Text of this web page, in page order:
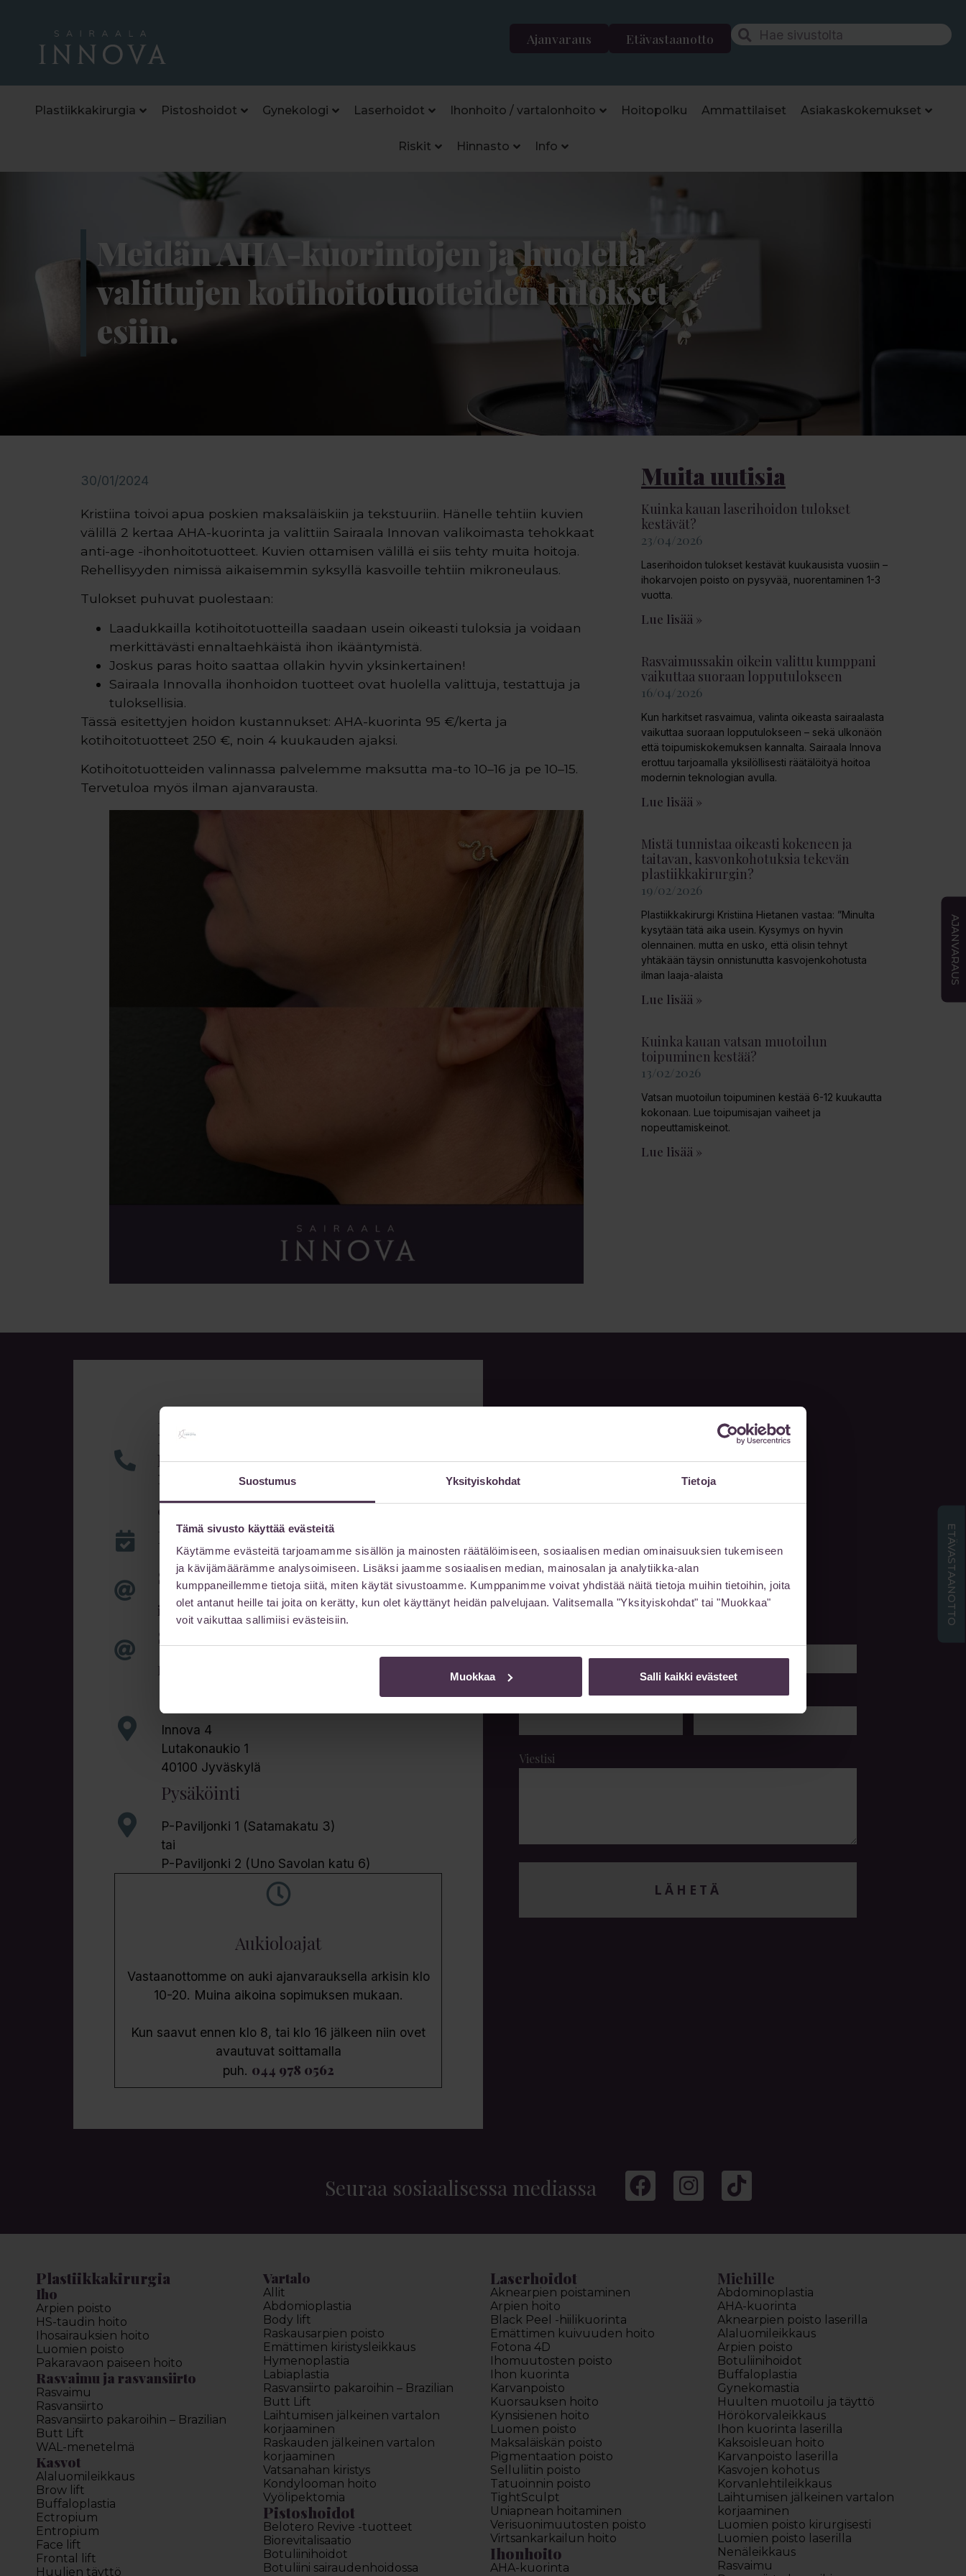
Suostumus Yksityiskohdat Tietoja
Tämä sivusto käyttää evästeitä
Käytämme evästeitä tarjoamamme sisällön ja mainosten räätälöimiseen, sosiaalisen median ominaisuuksien tukemiseen
ja kävijämäärämme analysoimiseen. Lisäksi jaamme sosiaalisen median, mainosalan ja analytiikka-alan
kumppaneillemme tietoja siitä, miten käytät sivustoamme. Kumppanimme voivat yhdistää näitä tietoja muihin tietoihin, joita
olet antanut heille tai joita on kerätty, kun olet käyttänyt heidän palvelujaan. Valitsemalla "Yksityiskohdat" tai "Muokkaa"
voit vaikuttaa sallimiisi evästeisiin.
Muokkaa Salli kaikki evästeet
Etävastaanotto
Ajanvaraus
Plastiikkakirurgia Pistoshoidot Gynekologi Laserhoidot Ihonhoito / vartalonhoito Hoitopolku Ammattilaiset Asiakaskokemukset
Riskit Hinnasto Info
Meidän AHA-kuorintojen ja huolella
valittujen kotihoitotuotteiden tulokset
esiin.
30/01/2024
Kristiina toivoi apua poskien maksaläiskiin ja tekstuuriin. Hänelle tehtiin kuvien
välillä 2 kertaa AHA-kuorinta ja valittiin Sairaala Innovan valikoimasta tehokkaat
anti-age -ihonhoitotuotteet. Kuvien ottamisen välillä ei siis tehty muita hoitoja.
Rehellisyyden nimissä aikaisemmin syksyllä kasvoille tehtiin mikroneulaus.
Tulokset puhuvat puolestaan:
Laadukkailla kotihoitotuotteilla saadaan usein oikeasti tuloksia ja voidaan
merkittävästi ennaltaehkäistä ihon ikääntymistä.
Joskus paras hoito saattaa ollakin hyvin yksinkertainen!
Sairaala Innovalla ihonhoidon tuotteet ovat huolella valittuja, testattuja ja
tuloksellisia.
Tässä esitettyjen hoidon kustannukset: AHA-kuorinta 95 €/kerta ja
kotihoitotuotteet 250 €, noin 4 kuukauden ajaksi.
Kotihoitotuotteiden valinnassa palvelemme maksutta ma-to 10–16 ja pe 10–15.
Tervetuloa myös ilman ajanvarausta.
Muita uutisia
Kuinka kauan laserihoidon tulokset
kestävät?
23/04/2026
Laserihoidon tulokset kestävät kuukausista vuosiin –
ihokarvojen poisto on pysyvää, nuorentaminen 1-3
vuotta.
Lue lisää »
Rasvaimussakin oikein valittu kumppani
vaikuttaa suoraan lopputulokseen
16/04/2026
Kun harkitset rasvaimua, valinta oikeasta sairaalasta
vaikuttaa suoraan lopputulokseen – sekä ulkonäön
että toipumiskokemuksen kannalta. Sairaala Innova
erottuu tarjoamalla yksilöllisesti räätälöityä hoitoa
modernin teknologian avulla.
Lue lisää »
Mistä tunnistaa oikeasti kokeneen ja
taitavan, kasvonkohotuksia tekevän
plastiikkakirurgin?
19/02/2026
Plastiikkakirurgi Kristiina Hietanen vastaa: ”Minulta
kysytään tätä aika usein. Kysymys on hyvin
olennainen. mutta en usko, että olisin tehnyt
yhtäkään täysin onnistunutta kasvojenkohotusta
ilman laaja-alaista
Lue lisää »
Kuinka kauan vatsan muotoilun
toipuminen kestää?
13/02/2026
Vatsan muotoilun toipuminen kestää 6-12 kuukautta
kokonaan. Lue toipumisajan vaiheet ja
nopeuttamiskeinot.
Lue lisää »
Info & ajanvaraus
ma-to klo 10-17
pe klo 10-16
muina aikoina sopimuksen mukaan
014 522 511
Nettiajanvaraus 24/7
Sähköpostiosoite
info@sairaalainnova.fi
Suojattu sähköposti
Lähetä viestisi suojatulla sähköpostilla
Innova 4
Lutakonaukio 1
40100 Jyväskylä
Pysäköinti
P-Paviljonki 1 (Satamakatu 3)
tai
P-Paviljonki 2 (Uno Savolan katu 6)
Aukioloajat
Vastaanottomme on auki ajanvarauksella arkisin klo
10-20. Muina aikoina sopimuksen mukaan.
Kun saavut ennen klo 8, tai klo 16 jälkeen niin ovet
avautuvat soittamalla
puh. 044 978 0562
Jätä meille viesti
Sähköpostiosoite Puhelin
Viestisi
LÄHETÄ
Seuraa sosiaalisessa mediassa
AJANVARAUS
ETÄVASTAANOTTO
Plastiikkakirurgia
Iho
Arpien poisto
HS-taudin hoito
Ihosairauksien hoito
Luomien poisto
Pakaravaon paiseen hoito
Rasvaimu ja rasvansiirto
Rasvaimu
Rasvansiirto
Rasvansiirto pakaroihin – Brazilian
Butt Lift
WAL-menetelmä
Kasvot
Alaluomileikkaus
Brow lift
Buffaloplastia
Ectropium
Entropium
Face lift
Frontal lift
Huulien täyttö
Vartalo
Allit
Abdomioplastia
Body lift
Raskausarpien poisto
Emättimen kiristysleikkaus
Hymenoplastia
Labiaplastia
Rasvansiirto pakaroihin – Brazilian
Butt Lift
Laihtumisen jälkeinen vartalon
korjaaminen
Raskauden jälkeinen vartalon
korjaaminen
Vatsanahan kiristys
Kondylooman hoito
Vyölipektomia
Pistoshoidot
Belotero Revive -tuotteet
Biorevitalisaatio
Botuliinihoidot
Botuliini sairaudenhoidossa
Laserhoidot
Aknearpien poistaminen
Arpien hoito
Black Peel -hiilikuorinta
Emättimen kuivuuden hoito
Fotona 4D
Ihomuutosten poisto
Ihon kuorinta
Karvanpoisto
Kuorsauksen hoito
Kynsisienen hoito
Luomen poisto
Maksaläiskän poisto
Pigmentaation poisto
Selluliitin poisto
Tatuoinnin poisto
TightSculpt
Uniapnean hoitaminen
Verisuonimuutosten poisto
Virtsankarkailun hoito
Ihonhoito
AHA-kuorinta
Miehille
Abdominoplastia
AHA-kuorinta
Aknearpien poisto laserilla
Alaluomileikkaus
Arpien poisto
Botuliinihoidot
Buffaloplastia
Gynekomastia
Huulten muotoilu ja täyttö
Hörökorvaleikkaus
Ihon kuorinta laserilla
Kaksoisleuan hoito
Karvanpoisto laserilla
Kasvojen kohotus
Korvanlehtileikkaus
Laihtumisen jälkeinen vartalon
korjaaminen
Luomien poisto kirurgisesti
Luomien poisto laserilla
Nenäleikkaus
Rasvaimu